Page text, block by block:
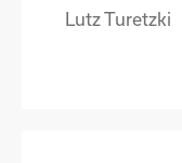
Lutz Turetzki